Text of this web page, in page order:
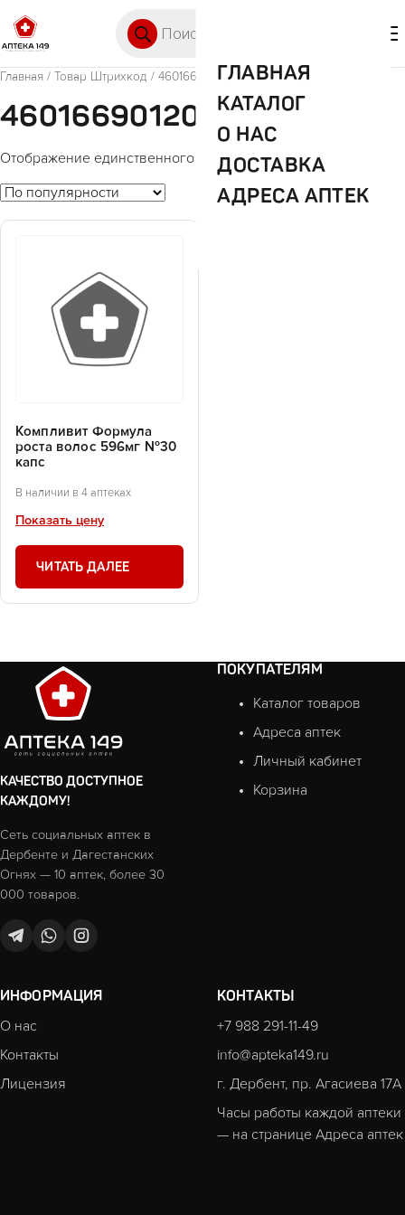
ГЛАВНАЯ
КАТАЛОГ
О НАС
ДОСТАВКА
АДРЕСА АПТЕК
Главная / Товар Штрихкод / 4601669012081
4601669012081
Отображение единственного товара
Компливит Формула
роста волос 596мг №30
капс
В наличии в 4 аптеках
Показать цену
ЧИТАТЬ ДАЛЕЕ
КАЧЕСТВО ДОСТУПНОЕ
КАЖДОМУ!
Сеть социальных аптек в
Дербенте и Дагестанских
Огнях — 10 аптек, более 30
000 товаров.
ПОКУПАТЕЛЯМ
Каталог товаров
Адреса аптек
Личный кабинет
Корзина
ИНФОРМАЦИЯ
О нас
Контакты
Лицензия
КОНТАКТЫ
+7 988 291-11-49
info@apteka149.ru
г. Дербент, пр. Агасиева 17А
Часы работы каждой аптеки
— на странице Адреса аптек